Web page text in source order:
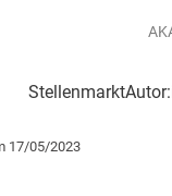
Stellenmarkt
17/05/2023